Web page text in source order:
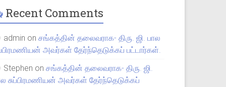
Recent Comments
admin onசங்கத்தின் தலைவராக- திரு. ஜி. பால
அவர்கள் தேர்ந்தெடுக்கப் பட்டார்கள்.
Stephen onசங்கத்தின் தலைவராக- திரு. ஜி.
சுப்பிரமணியன் அவர்கள் தேர்ந்தெடுக்கப்